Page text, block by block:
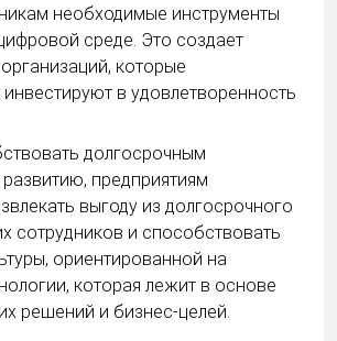
необходимые инструменты
среде. Это создает
которые
в удовлетворенность
долгосрочным
предприятиям
выгоду из долгосрочного
сотрудников и способствовать
ориентированной на
которая лежит в основе
решений и бизнес-целей.